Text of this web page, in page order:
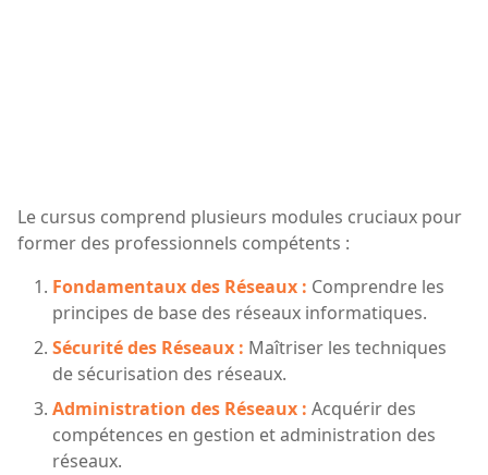
Le cursus comprend plusieurs modules cruciaux pour
former des professionnels compétents :
Fondamentaux des Réseaux : Comprendre les
principes de base des réseaux informatiques.
Sécurité des Réseaux : Maîtriser les techniques
de sécurisation des réseaux.
Administration des Réseaux : Acquérir des
compétences en gestion et administration des
réseaux.